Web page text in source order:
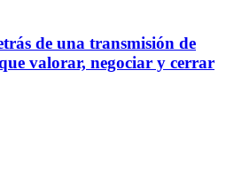
de una transmisión de
valorar, negociar y cerrar